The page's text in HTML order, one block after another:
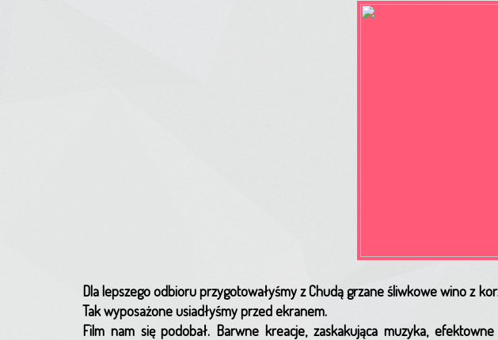
Dla lepszego odbioru przygotowałyśmy z Chudą grzane śliwkowe wino z
Tak wyposażone usiadłyśmy przed ekranem.
Film nam się podobał. Barwne kreacje, zaskakująca muzyka,